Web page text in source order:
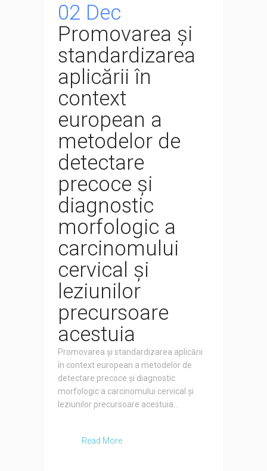
02 Dec
Promovarea și
standardizarea
aplicării în
context
european a
metodelor de
detectare
precoce și
diagnostic
morfologic a
carcinomului
cervical și
leziunilor
precursoare
acestuia
Promovarea și standardizarea aplicării
în context european a metodelor de
detectare precoce și diagnostic
morfologic a carcinomului cervical și
leziunilor precursoare acestuia...
Read More